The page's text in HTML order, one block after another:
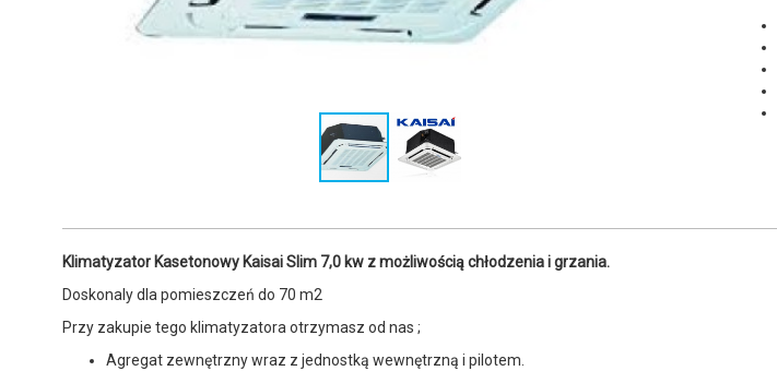
Klimatyzator Kasetonowy Kaisai Slim 7,0 kw z możliwością chłodzenia i grzania.
Doskonaly dla pomieszczeń do 70 m2
Przy zakupie tego klimatyzatora otrzymasz od nas ;
Agregat zewnętrzny wraz z jednostką wewnętrzną i pilotem.